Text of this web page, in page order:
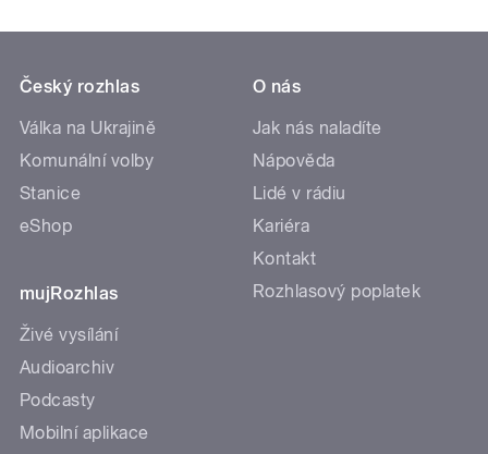
Český rozhlas
Válka na Ukrajině
Komunální volby
Stanice
eShop
mujRozhlas
Živé vysílání
Audioarchiv
Podcasty
Mobilní aplikace
O nás
Jak nás naladíte
Nápověda
Lidé v rádiu
Kariéra
Kontakt
Rozhlasový poplatek